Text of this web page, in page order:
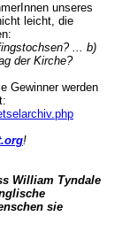
unseres
leicht, die
... b)
der Kirche?
Gewinner werden
!
William Tyndale
sie